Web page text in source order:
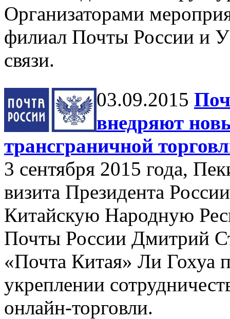
Организаторами
филиал Почты России и
связи.
03.09.2015
внедряют
трансграничной
3 сентября 2015 года,
визита Президента
Китайскую Народную
Почты России Дмитрий
«Почта Китая» Ли Гохуа
укреплении
онлайн-торговли.